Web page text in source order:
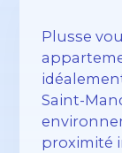
Plusse
Saint-
proximité